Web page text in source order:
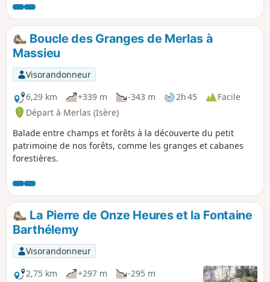
sortie des gorges ; * Ne pas s'aventurer sur cette
randonnée en cas de crue, période de forte pluviosité, de
risques d'orages, en période de fonte des neiges ; * L'eau
du Guiers Vif est souvent très froide, même en été, prévoir
une combinaison si besoin.
Boucle des Granges de Merlas à
Massieu
Visorandonneur
6,29 km
+339 m -343 m 2h 45
Facile
Départ à Merlas (Isère)
Balade entre champs et forêts à la découverte du petit
patrimoine de nos forêts, comme les granges et cabanes
forestières.
La Pierre de Onze Heures et la Fontaine
Barthélemy
Visorandonneur
2,75 km
+297 m
-295 m